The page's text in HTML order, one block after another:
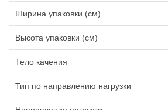
Ширина упаковки (см)
Высота упаковки (см)
Тело качения
Тип по направлению нагрузки